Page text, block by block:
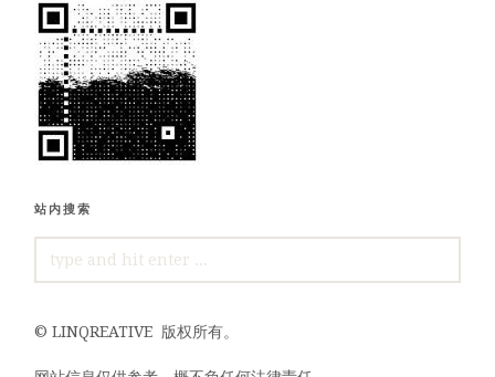
站内搜索
FOR:
©LINQREATIVE 版权所有。